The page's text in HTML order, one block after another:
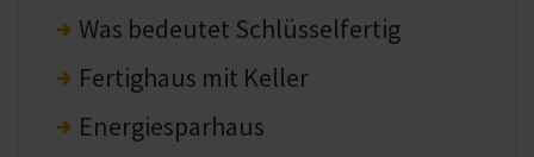
Was bedeutet Schlüsselfertig
Fertighaus mit Keller
Energiesparhaus